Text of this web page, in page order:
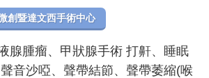
創暨達文西手術中心
腺腫瘤、甲狀腺手術 打鼾、睡眠
音沙啞、聲帶結節、聲帶萎縮(喉